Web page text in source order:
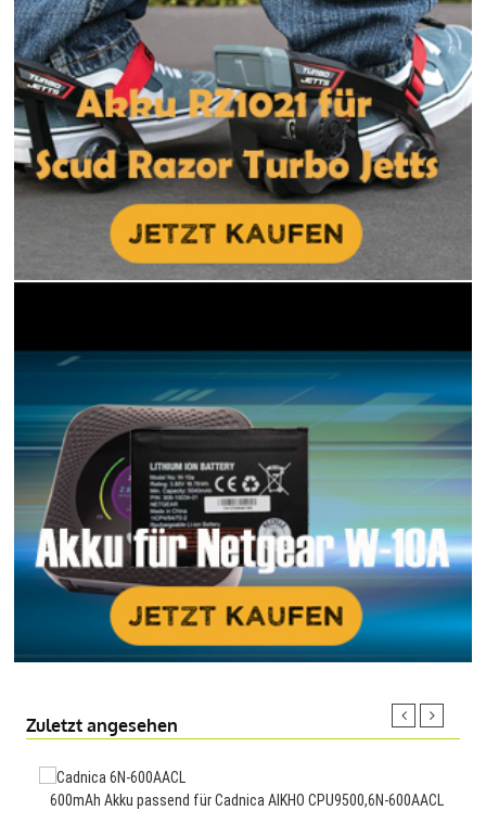
Zuletzt angesehen
600mAh Akku passend für Cadnica AIKHO CPU9500,6N-600AACL